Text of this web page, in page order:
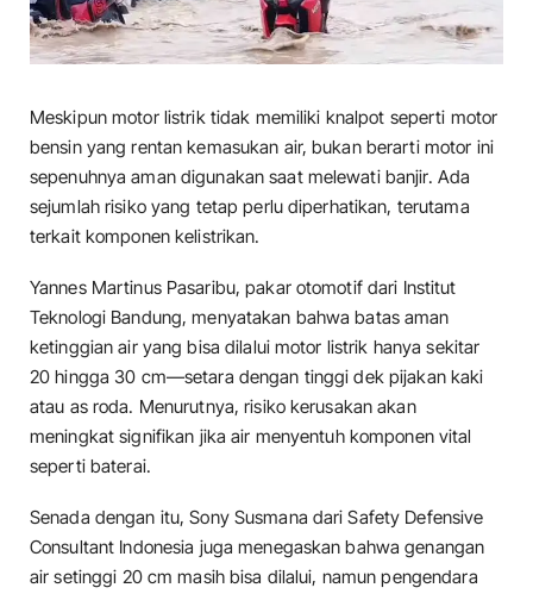
Meskipun motor listrik tidak memiliki knalpot seperti motor
bensin yang rentan kemasukan air, bukan berarti motor ini
sepenuhnya aman digunakan saat melewati banjir. Ada
sejumlah risiko yang tetap perlu diperhatikan, terutama
terkait komponen kelistrikan.
Yannes Martinus Pasaribu, pakar otomotif dari Institut
Teknologi Bandung, menyatakan bahwa batas aman
ketinggian air yang bisa dilalui motor listrik hanya sekitar
20 hingga 30 cm—setara dengan tinggi dek pijakan kaki
atau as roda. Menurutnya, risiko kerusakan akan
meningkat signifikan jika air menyentuh komponen vital
seperti baterai.
Senada dengan itu, Sony Susmana dari Safety Defensive
Consultant Indonesia juga menegaskan bahwa genangan
air setinggi 20 cm masih bisa dilalui, namun pengendara